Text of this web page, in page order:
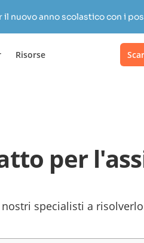
il nuovo anno scolastico con i
Risorse
per
specialisti a